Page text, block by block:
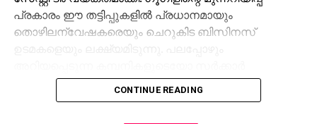
പ്രകാരം ഈ തട്ടിപ്പുകളില്‍ പ്രധാനമായും
തൊഴിലന്വേഷകരെയും ചെറുകിട ബിസിനസ്
ഏജന്‍സികളുടെയോ പേരില്‍ വ്യാജ ജോലി
ലിസ്റ്റിംഗുകള്‍ സൃഷ്ടിക്കപ്പെടുന്നു. ഇരകളോട്
CONTINUE READING